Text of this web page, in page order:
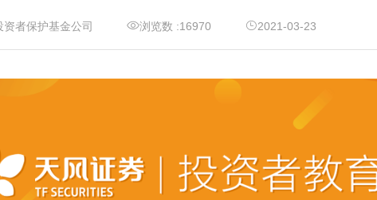
资者保护基金公司 浏览数 :16970 2021-03-23